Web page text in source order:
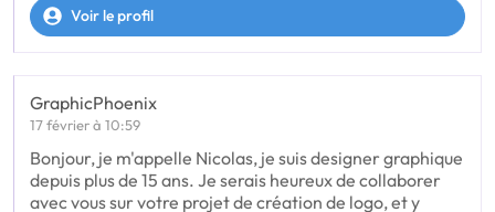
Voir le profil
GraphicPhoenix
17 février à 10:59
Bonjour, je m'appelle Nicolas, je suis designer graphique
depuis plus de 15 ans. Je serais heureux de collaborer
avec vous sur votre projet de création de logo, et y